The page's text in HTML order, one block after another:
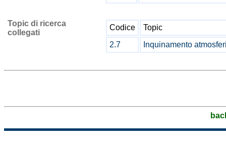
Topic di ricerca
collegati
Codice
Topic
2.7
Inquinamento